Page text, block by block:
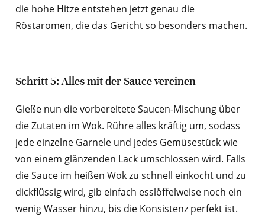
die hohe Hitze entstehen jetzt genau die
Röstaromen, die das Gericht so besonders machen.
Schritt 5: Alles mit der Sauce vereinen
Gieße nun die vorbereitete Saucen-Mischung über
die Zutaten im Wok. Rühre alles kräftig um, sodass
jede einzelne Garnele und jedes Gemüsestück wie
von einem glänzenden Lack umschlossen wird. Falls
die Sauce im heißen Wok zu schnell einkocht und zu
dickflüssig wird, gib einfach esslöffelweise noch ein
wenig Wasser hinzu, bis die Konsistenz perfekt ist.